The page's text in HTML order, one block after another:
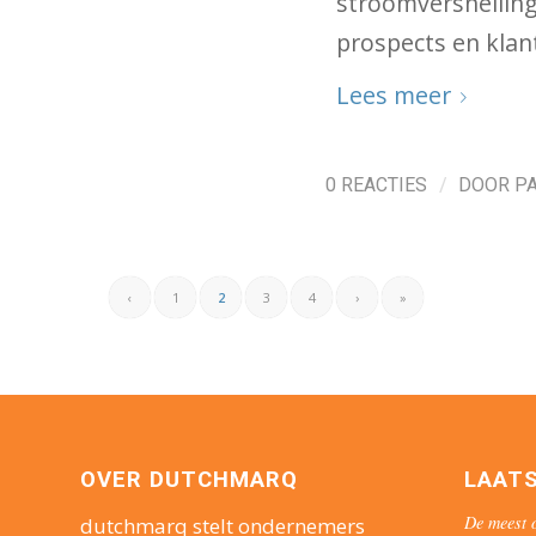
prospects en
Lees meer
0 REACTIES / DOOR
‹ 1 2 3 4 › »
OVER DUTCHMARQ
dutchmarq stelt ondernemers De meest